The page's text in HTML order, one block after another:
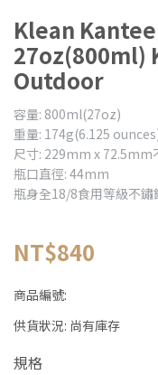
Klean
27oz(800ml)
Outdoor
容量: 800ml(27oz)
重量: 174g(6.125
尺寸: 229mm x 72.5mm
瓶口直徑: 44mm
瓶身全18/8食用等級不鏽
NT$840
商品編號:
供貨狀況: 尚有庫存
規格